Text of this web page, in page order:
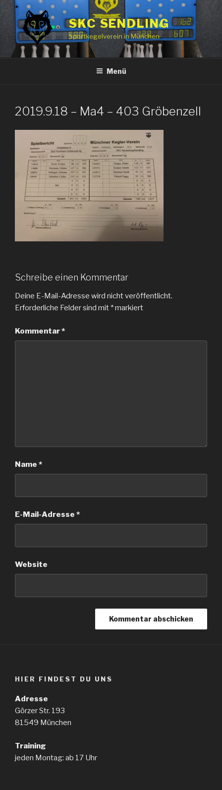
springen
SKC SENDLING
Sportkegelverein in München
Menü
2019.9.18 – Ma4 – 403 Gröbenzell
Schreibe einen Kommentar
Deine E-Mail-Adresse wird nicht veröffentlicht.
Erforderliche Felder sind mit *markiert
Kommentar*
Name *
E-Mail-Adresse *
Website
HIER FINDEST DU UNS
Adresse
Görzer Str. 193
81549 München
Training
jeden Montag: ab 17 Uhr